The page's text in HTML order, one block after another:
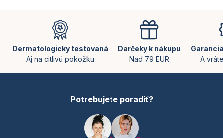
Dermatologicky testovaná
Aj na citlivú pokožku
Darčeky k nákupu
Nad 79 EUR
A
Potrebujete poradiť?